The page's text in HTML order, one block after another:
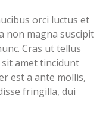
orci luctus et
non magna suscipit
Cras ut tellus
amet tincidunt
est a ante mollis,
fringilla, dui